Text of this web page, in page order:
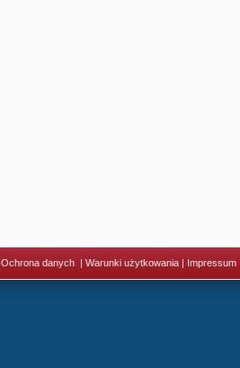
Ochrona danych | Warunki użytkowania | Impressum